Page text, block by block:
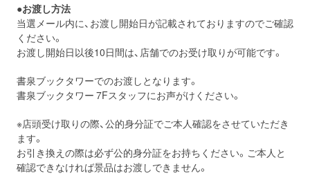
●お渡し方法
当選メール内に、お渡し開始日が記載されておりますのでご確認
ください。
お渡し開始日以後10日間は、店舗でのお受け取りが可能です。
書泉ブックタワーでのお渡しとなります。
書泉ブックタワー 7Fスタッフにお声がけください。
※店頭受け取りの際、公的身分証でご本人確認をさせていただき
ます。
お引き換えの際は必ず公的身分証をお持ちください。ご本人と
確認できなければ景品はお渡しできません。